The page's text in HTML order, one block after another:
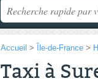
Accueil > Île-de-France >
Taxi à